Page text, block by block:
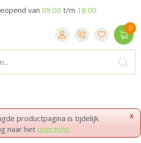
van 09:00 t/m 18:00
x
productpagina is tijdelijk
naar het overzicht.